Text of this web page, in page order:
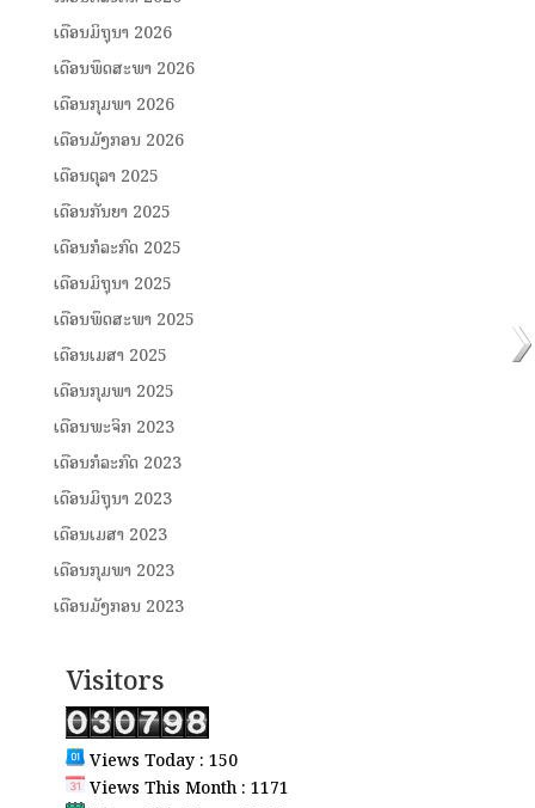
ເດືອນມິຖຸນາ 2026
ເດືອນພຶດສະພາ 2026
ເດືອນກຸມພາ 2026
ເດືອນມັງກອນ 2026
ເດືອນຕຸລາ 2025
ເດືອນກັນຍາ 2025
ເດືອນກໍລະກົດ 2025
ເດືອນມິຖຸນາ 2025
ເດືອນພຶດສະພາ 2025
ເດືອນເມສາ 2025
ເດືອນກຸມພາ 2025
ເດືອນພະຈິກ 2023
ເດືອນກໍລະກົດ 2023
ເດືອນມິຖຸນາ 2023
ເດືອນເມສາ 2023
ເດືອນກຸມພາ 2023
ເດືອນມັງກອນ 2023
Visitors
Views Today : 150
Views This Month : 1171